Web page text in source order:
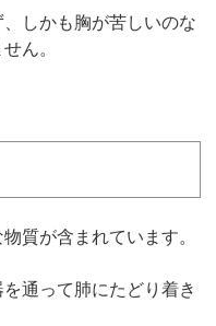
しかも胸が苦しいのな
ん。
質が含まれています。
通って肺にたどり着き